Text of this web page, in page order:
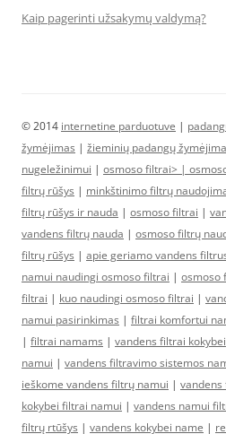
Kaip pagerinti užsakymų valdymą?
© 2014 internetine parduotuve |
žymėjimas | žieminių padangų
nugeležinimui | osmoso filtrai> |
filtrų rūšys | minkštinimo filtrų
filtrų rūšys ir nauda | osmoso filtrai |
vandens filtrų nauda | osmoso filtrų
filtrų rūšys | apie geriamo vandens
namui naudingi osmoso filtrai | osmoso
filtrai | kuo naudingi osmoso filtrai |
namui pasirinkimas | filtrai komfortui
| filtrai namams | vandens filtrai kokybei
namui | vandens filtravimo sistemos
ieškome vandens filtrų namui |
kokybei filtrai namui | vandens namui
filtrų rtūšys | vandens kokybei name |